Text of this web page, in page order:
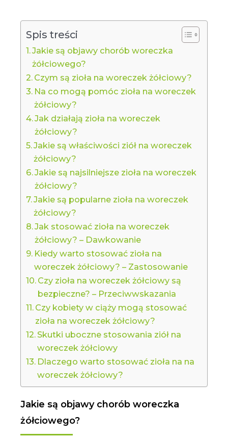
Spis treści
Jakie są objawy chorób woreczka
żółciowego?
Czym są zioła na woreczek żółciowy?
Na co mogą pomóc zioła na woreczek
żółciowy?
Jak działają zioła na woreczek
żółciowy?
Jakie są właściwości ziół na woreczek
żółciowy?
Jakie są najsilniejsze zioła na woreczek
żółciowy?
Jakie są popularne zioła na woreczek
żółciowy?
Jak stosować zioła na woreczek
żółciowy? – Dawkowanie
Kiedy warto stosować zioła na
woreczek żółciowy? – Zastosowanie
Czy zioła na woreczek żółciowy są
bezpieczne? – Przeciwwskazania
Czy kobiety w ciąży mogą stosować
zioła na woreczek żółciowy?
Skutki uboczne stosowania ziół na
woreczek żółciowy
Dlaczego warto stosować zioła na na
woreczek żółciowy?
Jakie są objawy chorób woreczka
żółciowego?